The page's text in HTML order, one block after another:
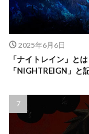
2025年6月6日
「ナイトレイン」と
「NIGHTREIGN」と